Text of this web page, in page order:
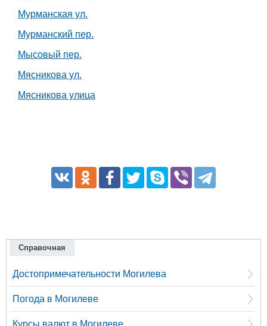
Мурманская ул.
Мурманский пер.
Мысовый пер.
Мясникова ул.
Мясникова улица
Справочная
Достопримечательности Могилева
Погода в Могилеве